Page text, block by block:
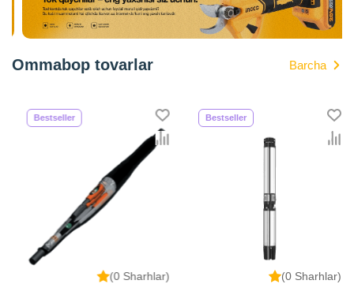
Ommabop tovarlar Barcha
(0 Sharhlar)
Bestseller
(0 Sharhlar)
Bestseller